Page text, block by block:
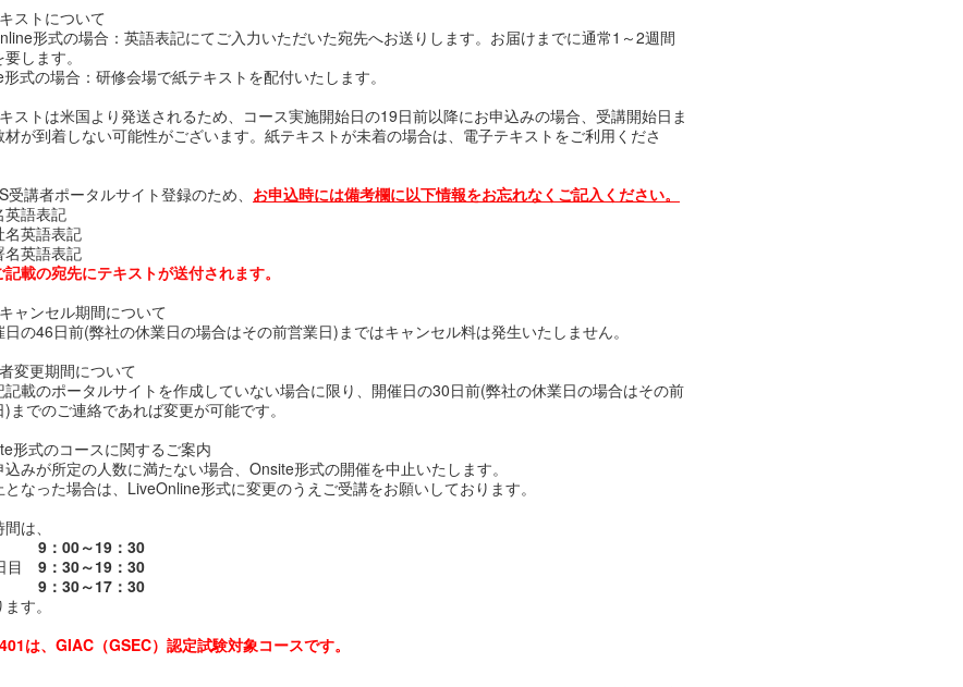
ストについて
形式の場合：英語表記にてご入力いただいた宛先へお送りします。お届けまでに通常1～2週間
します。
式の場合：研修会場で紙テキストを配付いたします。
ストは米国より発送されるため、コース実施開始日の19日前以降にお申込みの場合、受講開始日ま
材が到着しない可能性がございます。紙テキストが未着の場合は、電子テキストをご利用くださ
受講者ポータルサイト登録のため、 お申込時には備考欄に以下情報をお忘れなくご記入ください。
英語表記
名英語表記
名英語表記
記載の宛先にテキストが送付されます。
ャンセル期間について
の46日前(弊社の休業日の場合はその前営業日)まではキャンセル料は発生いたしません。
変更期間について
載のポータルサイトを作成していない場合に限り、開催日の30日前(弊社の休業日の場合はその前
までのご連絡であれば変更が可能です。
形式のコースに関するご案内
みが所定の人数に満たない場合、Onsite形式の開催を中止いたします。
なった場合は、LiveOnline形式に変更のうえご受講をお願いしております。
は、
9：00～19：30
目 9：30～19：30
9：30～17：30
す。
は、GIAC（GSEC）認定試験対象コースです。